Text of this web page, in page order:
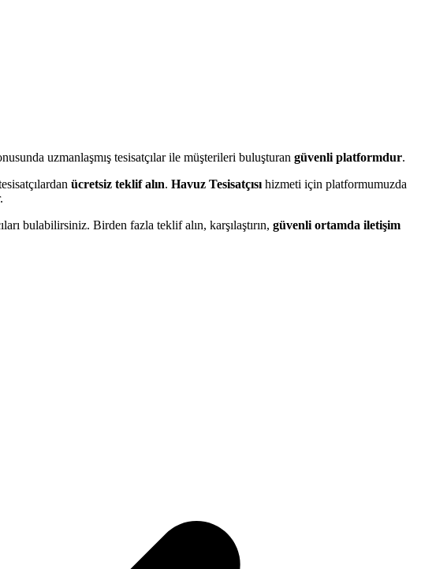
uzmanlaşmış tesisatçılar ile müşterileri buluşturan güvenli platformdur.
ücretsiz teklif alın. Havuz Tesisatçısı hizmeti için platformumuzda
bulabilirsiniz. Birden fazla teklif alın, karşılaştırın, güvenli ortamda iletişim